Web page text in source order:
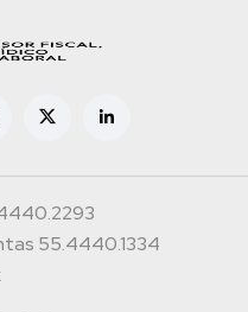
55.4440.1334